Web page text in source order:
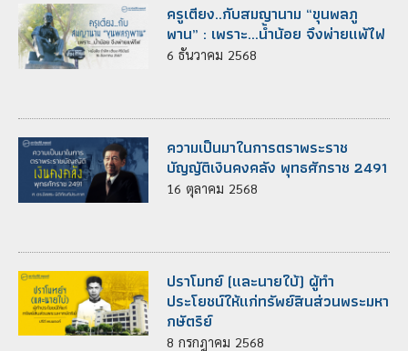
ครูเตียง..กับสมญานาม “ขุนพลภู
พาน” : เพราะ...น้ำน้อย จึงพ่ายแพ้ไฟ
6 ธันวาคม 2568
ความเป็นมาในการตราพระราช
บัญญัติเงินคงคลัง พุทธศักราช 2491
16 ตุลาคม 2568
ปราโมทย์ (และนายใบ้) ผู้ทำ
ประโยชน์ให้แก่ทรัพย์สินส่วนพระมหา
กษัตริย์
8 กรกฎาคม 2568